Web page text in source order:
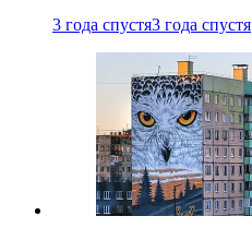
3 года спустя3 года спустя